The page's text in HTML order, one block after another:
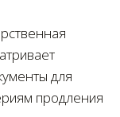
для
продления